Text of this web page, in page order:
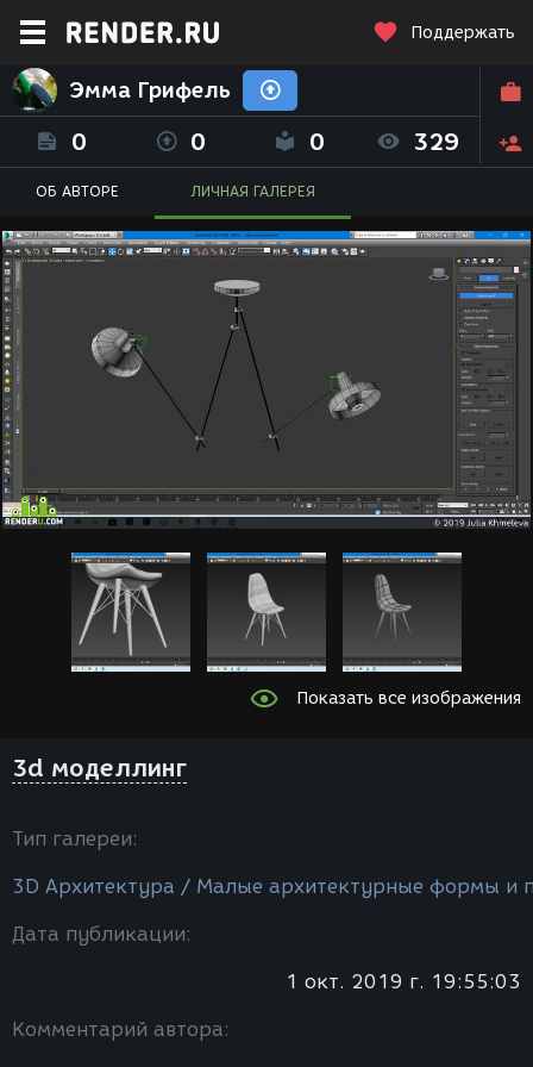
Поддержать
Эмма Грифель
0 0 0 329
ОБ АВТОРЕ ЛИЧНАЯ ГАЛЕРЕЯ
Показать все изображения
3d моделлинг
Тип галереи:
3D Архитектура / Малые архитектурные формы и
Дата публикации:
1 окт. 2019 г. 19:55:03
Комментарий автора: